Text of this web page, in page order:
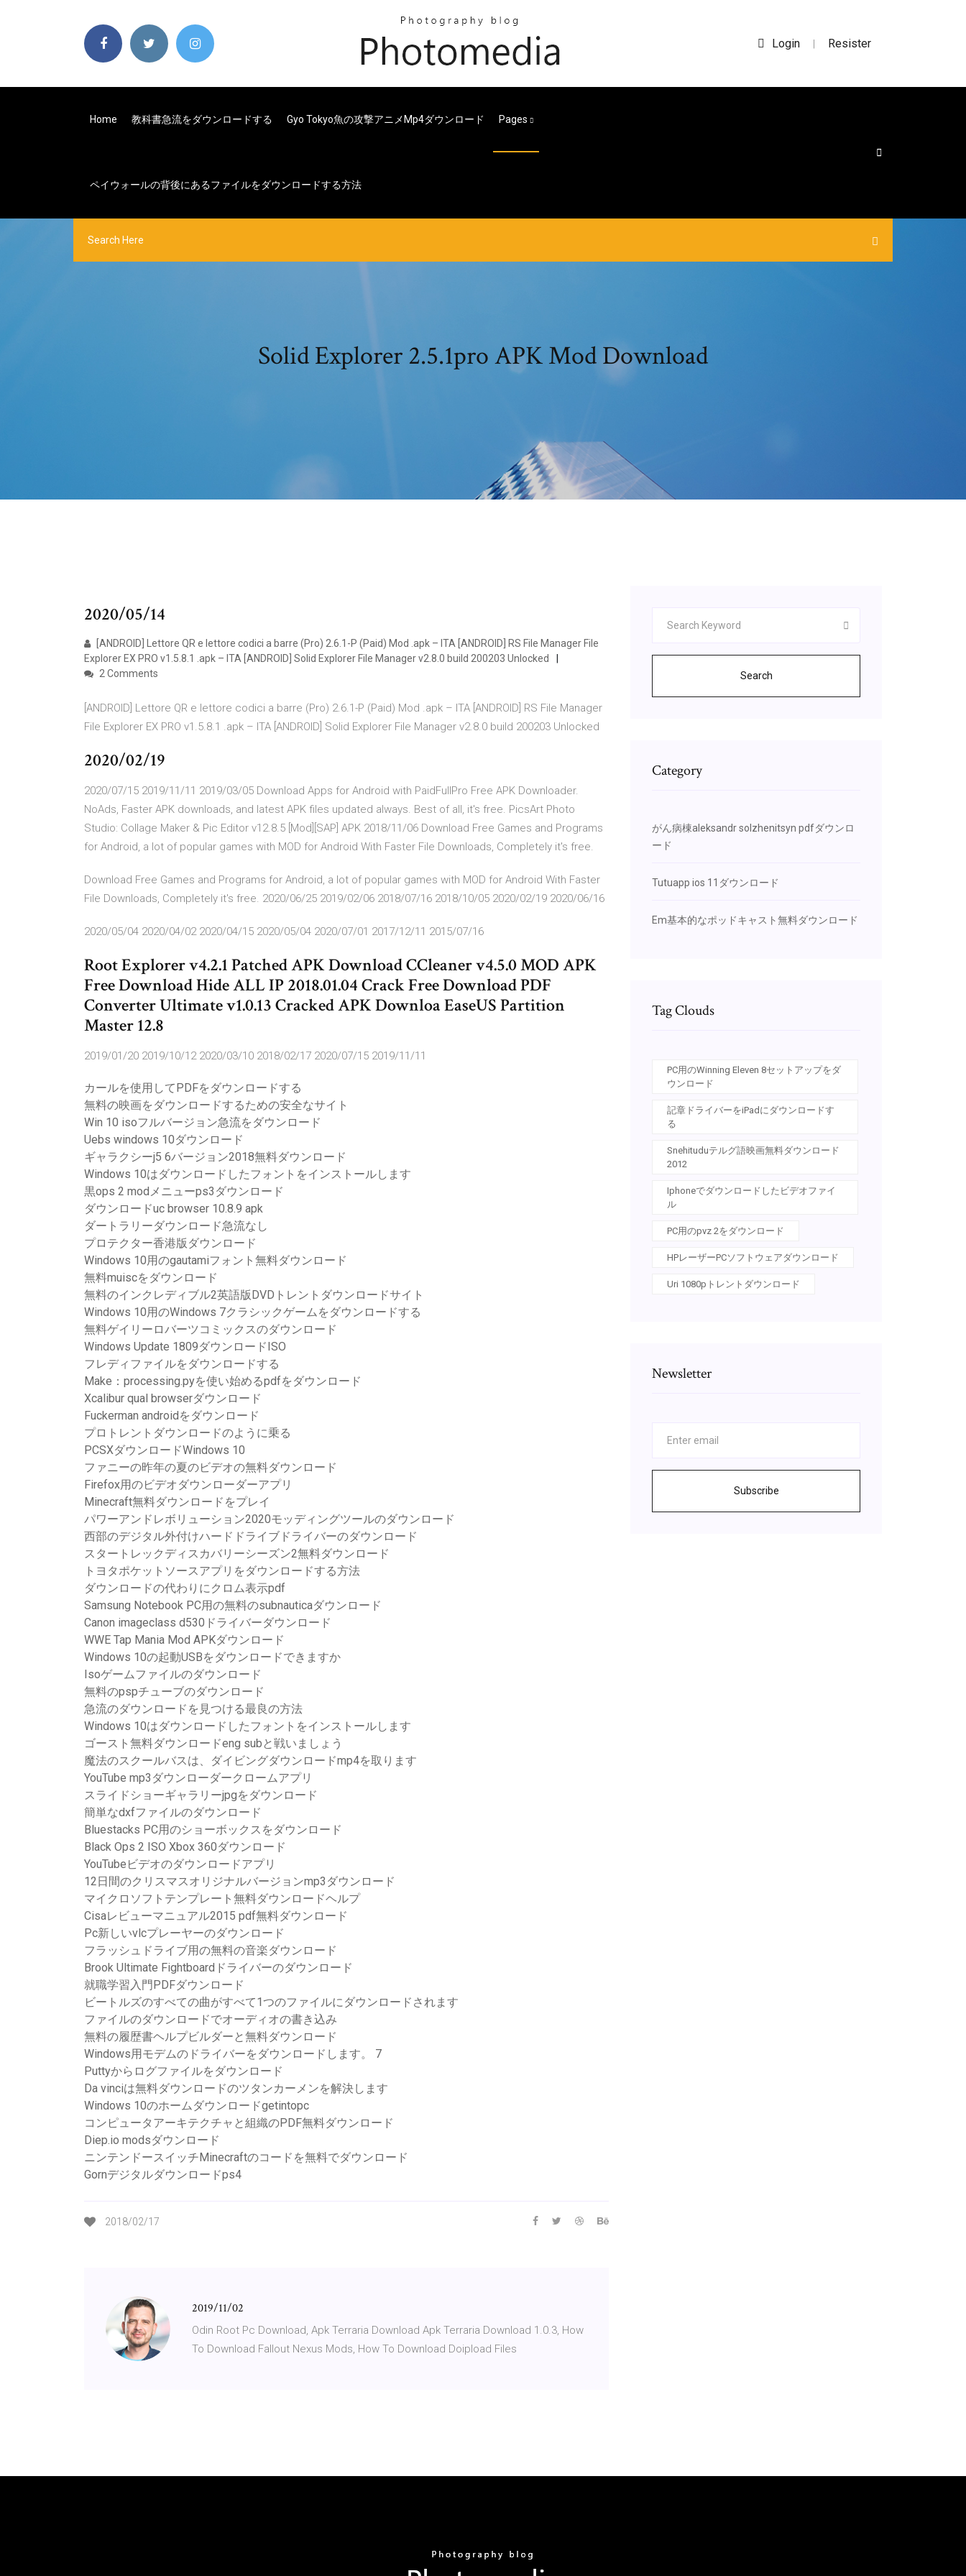
Login | Resister
Home 教科書急流をダウンロードする Gyo Tokyo魚の攻撃アニメmp4ダウンロード Pages
ペイウォールの背後にあるファイルをダウンロードする方法
Solid Explorer 2.5.1pro APK Mod Download
2020/05/14
[ANDROID] Lettore QR e lettore codici a barre (Pro) 2.6.1-P (Paid) Mod .apk – ITA [ANDROID] RS File Manager File
Explorer EX PRO v1.5.8.1 .apk – ITA [ANDROID] Solid Explorer File Manager v2.8.0 build 200203 Unlocked
2 Comments
[ANDROID] Lettore QR e lettore codici a barre (Pro) 2.6.1-P (Paid) Mod .apk – ITA [ANDROID] RS File Manager
File Explorer EX PRO v1.5.8.1 .apk – ITA [ANDROID] Solid Explorer File Manager v2.8.0 build 200203 Unlocked
2020/02/19
2020/07/15 2019/11/11 2019/03/05 Download Apps for Android with PaidFullPro Free APK Downloader.
NoAds, Faster APK downloads, and latest APK files updated always. Best of all, it's free. PicsArt Photo
Studio: Collage Maker & Pic Editor v12.8.5 [Mod][SAP] APK 2018/11/06 Download Free Games and Programs
for Android, a lot of popular games with MOD for Android With Faster File Downloads, Completely it's free.
Download Free Games and Programs for Android, a lot of popular games with MOD for Android With Faster
File Downloads, Completely it's free. 2020/06/25 2019/02/06 2018/07/16 2018/10/05 2020/02/19 2020/06/16
2020/05/04 2020/04/02 2020/04/15 2020/05/04 2020/07/01 2017/12/11 2015/07/16
Root Explorer v4.2.1 Patched APK Download CCleaner v4.5.0 MOD APK
Free Download Hide ALL IP 2018.01.04 Crack Free Download PDF
Converter Ultimate v1.0.13 Cracked APK Downloa EaseUS Partition
Master 12.8
2019/01/20 2019/10/12 2020/03/10 2018/02/17 2020/07/15 2019/11/11
カールを使用してPDFをダウンロードする
無料の映画をダウンロードするための安全なサイト
Win 10 isoフルバージョン急流をダウンロード
Uebs windows 10ダウンロード
ギャラクシーj5 6バージョン2018無料ダウンロード
Windows 10はダウンロードしたフォントをインストールします
黒ops 2 modメニューps3ダウンロード
ダウンロードuc browser 10.8.9 apk
ダートラリーダウンロード急流なし
プロテクター香港版ダウンロード
Windows 10用のgautamiフォント無料ダウンロード
無料muiscをダウンロード
無料のインクレディブル2英語版DVDトレントダウンロードサイト
Windows 10用のWindows 7クラシックゲームをダウンロードする
無料ゲイリーロバーツコミックスのダウンロード
Windows Update 1809ダウンロードISO
フレディファイルをダウンロードする
Make：processing.pyを使い始めるpdfをダウンロード
Xcalibur qual browserダウンロード
Fuckerman androidをダウンロード
プロトレントダウンロードのように乗る
PCSXダウンロードWindows 10
ファニーの昨年の夏のビデオの無料ダウンロード
Firefox用のビデオダウンローダーアプリ
Minecraft無料ダウンロードをプレイ
パワーアンドレボリューション2020モッディングツールのダウンロード
西部のデジタル外付けハードドライブドライバーのダウンロード
スタートレックディスカバリーシーズン2無料ダウンロード
トヨタポケットソースアプリをダウンロードする方法
ダウンロードの代わりにクロム表示pdf
Samsung Notebook PC用の無料のsubnauticaダウンロード
Canon imageclass d530ドライバーダウンロード
WWE Tap Mania Mod APKダウンロード
Windows 10の起動USBをダウンロードできますか
Isoゲームファイルのダウンロード
無料のpspチューブのダウンロード
急流のダウンロードを見つける最良の方法
Windows 10はダウンロードしたフォントをインストールします
ゴースト無料ダウンロードeng subと戦いましょう
魔法のスクールバスは、ダイビングダウンロードmp4を取ります
YouTube mp3ダウンローダークロームアプリ
スライドショーギャラリーjpgをダウンロード
簡単なdxfファイルのダウンロード
Bluestacks PC用のショーボックスをダウンロード
Black Ops 2 ISO Xbox 360ダウンロード
YouTubeビデオのダウンロードアプリ
12日間のクリスマスオリジナルバージョンmp3ダウンロード
マイクロソフトテンプレート無料ダウンロードヘルプ
Cisaレビューマニュアル2015 pdf無料ダウンロード
Pc新しいvlcプレーヤーのダウンロード
フラッシュドライブ用の無料の音楽ダウンロード
Brook Ultimate Fightboardドライバーのダウンロード
就職学習入門PDFダウンロード
ビートルズのすべての曲がすべて1つのファイルにダウンロードされます
ファイルのダウンロードでオーディオの書き込み
無料の履歴書ヘルプビルダーと無料ダウンロード
Windows用モデムのドライバーをダウンロードします。 7
Puttyからログファイルをダウンロード
Da vinciは無料ダウンロードのツタンカーメンを解決します
Windows 10のホームダウンロードgetintopc
コンピュータアーキテクチャと組織のPDF無料ダウンロード
Diep.io modsダウンロード
ニンテンドースイッチMinecraftのコードを無料でダウンロード
Gornデジタルダウンロードps4
2018/02/17
2019/11/02
Odin Root Pc Download, Apk Terraria Download Apk Terraria Download 1.0.3, How
To Download Fallout Nexus Mods, How To Download Doipload Files
Search
Category
がん病棟aleksandr solzhenitsyn pdfダウンロ
ード
Tutuapp ios 11ダウンロード
Em基本的なポッドキャスト無料ダウンロード
Tag Clouds
PC用のWinning Eleven 8セットアップをダ
ウンロード
記章ドライバーをiPadにダウンロードす
る
Snehituduテルグ語映画無料ダウンロード
2012
Iphoneでダウンロードしたビデオファイ
ル
PC用のpvz 2をダウンロード
HPレーザーPCソフトウェアダウンロード
Uri 1080pトレントダウンロード
Newsletter
Subscribe